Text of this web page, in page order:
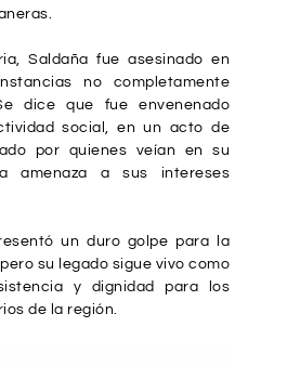
Saldaña fue asesinado en
no completamente
dice que fue envenenado
social, en un acto de
por quienes veían en su
amenaza a sus intereses
un duro golpe para la
su legado sigue vivo como
y dignidad para los
de la región.